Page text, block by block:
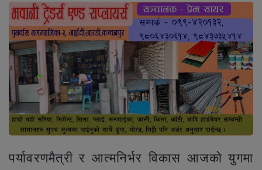
पर्यावरणमैत्री र आत्मनिर्भर विकास आजको युगमा